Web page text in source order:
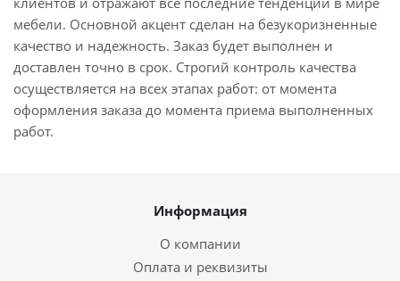
мебели. Основной акцент сделан на безукоризненные
качество и надежность. Заказ будет выполнен и
доставлен точно в срок. Строгий контроль качества
осуществляется на всех этапах работ: от момента
оформления заказа до момента приема выполненных
работ.
Информация
О компании
Оплата и реквизиты